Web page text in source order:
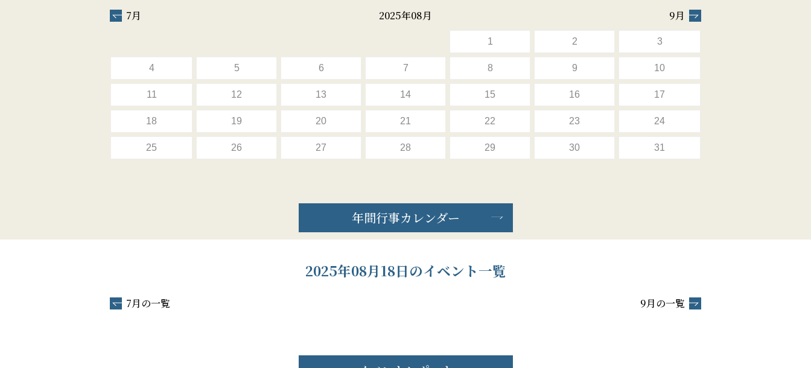
7月 2025年08月 9月
1 2 3
4 5 6 7 8 9 10
11 12 13 14 15 16 17
18 19 20 21 22 23 24
25 26 27 28 29 30 31
年間行事カレンダー
2025年08月18日のイベント一覧
7月の一覧 9月の一覧